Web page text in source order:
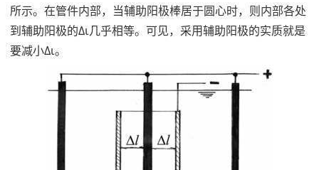
所示。在管件内部，当辅助阳极棒居于圆心时，则内部各处
到辅助阳极的Δι几乎相等。可见，采用辅助阳极的实质就是
要减小Δι。